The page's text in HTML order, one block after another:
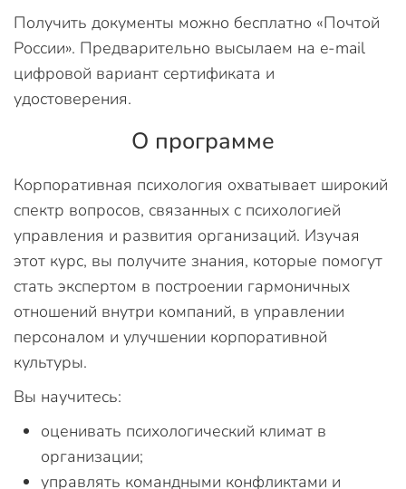
Получить документы можно бесплатно «Почтой
России». Предварительно высылаем на e-mail
цифровой вариант сертификата и
удостоверения.
О программе
Корпоративная психология охватывает широкий
спектр вопросов, связанных с психологией
управления и развития организаций. Изучая
этот курс, вы получите знания, которые помогут
стать экспертом в построении гармоничных
отношений внутри компаний, в управлении
персоналом и улучшении корпоративной
культуры.
Вы научитесь:
оценивать психологический климат в
организации;
управлять командными конфликтами и